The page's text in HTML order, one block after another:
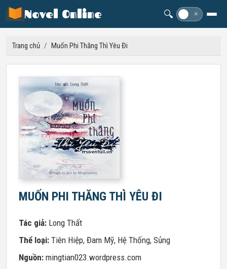
Novel Online 🔍 ☀
Trang chủ / Muốn Phi Thăng Thì Yêu Đi
MUỐN PHI THĂNG THÌ YÊU ĐI
Tác giả: Long Thất
Thể loại: Tiên Hiệp, Đam Mỹ, Hệ Thống, Sủng
Nguồn: mingtian023.wordpress.com